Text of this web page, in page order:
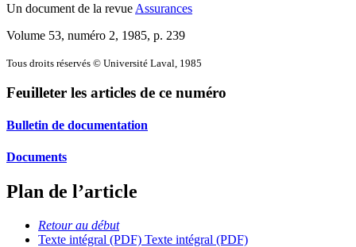
Un document de la revue Assurances
Volume 53, numéro 2, 1985, p. 239
Tous droits réservés © Université Laval, 1985
Feuilleter les articles de ce numéro
Bulletin de documentation
Documents
Plan de l’article
Retour au début
Texte intégral (PDF) Texte intégral (PDF)